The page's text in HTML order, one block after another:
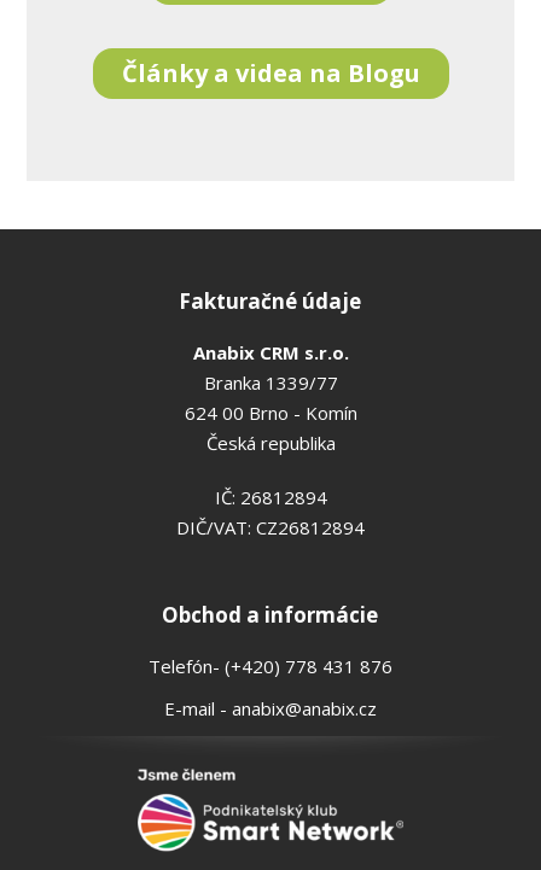
Články a videa na Blogu
Fakturačné údaje
Anabix CRM s.r.o.
Branka 1339/77
624 00 Brno - Komín
Česká republika
IČ: 26812894
DIČ/VAT: CZ26812894
Obchod a informácie
Telefón- (+420) 778 431 876
E-mail - anabix@anabix.cz